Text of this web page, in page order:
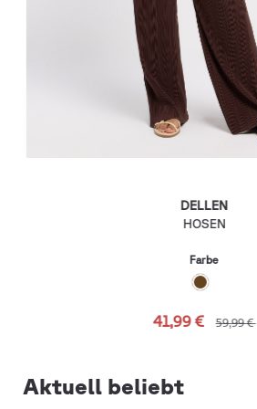
DELLEN
HOSEN
Farbe
41,99 € 59,99 €
Aktuell beliebt